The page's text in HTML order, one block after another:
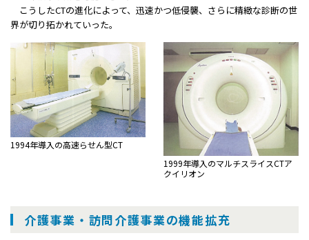
こうしたCTの進化によって、迅速かつ低侵襲、さらに精緻な診断の世
界が切り拓かれていった。
1994年導入の高速らせん型CT
1999年導入のマルチスライスCTア
クイリオン
介護事業・訪問介護事業の機能拡充